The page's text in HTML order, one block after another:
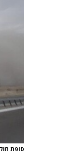
סופת